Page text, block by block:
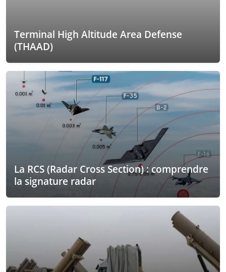
Terminal High Altitude Area Defense
(THAAD)
La RCS (Radar Cross Section) : comprendre
la signature radar